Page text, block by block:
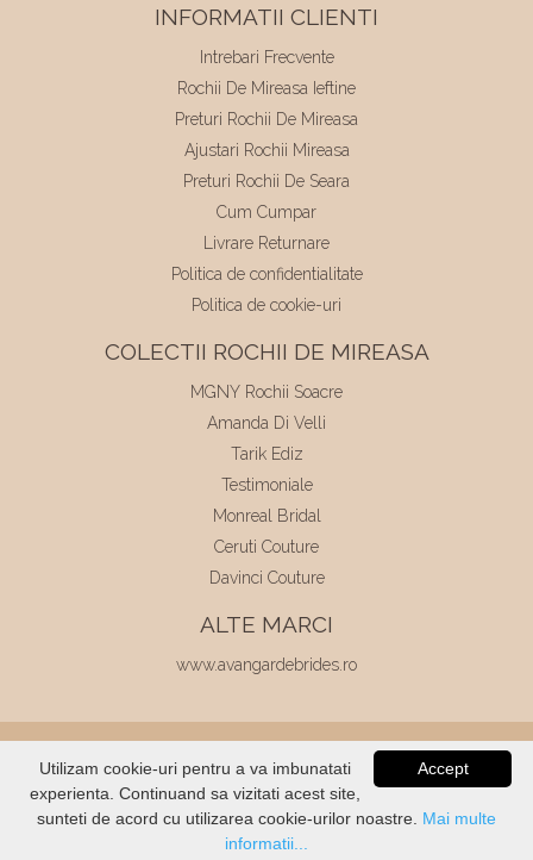
INFORMATII CLIENTI
Intrebari Frecvente
Rochii De Mireasa Ieftine
Preturi Rochii De Mireasa
Ajustari Rochii Mireasa
Preturi Rochii De Seara
Cum Cumpar
Livrare Returnare
Politica de confidentialitate
Politica de cookie-uri
COLECTII ROCHII DE MIREASA
MGNY Rochii Soacre
Amanda Di Velli
Tarik Ediz
Testimoniale
Monreal Bridal
Ceruti Couture
Davinci Couture
ALTE MARCI
www.avangardebrides.ro
© 2026Elite Mariaj | Toate drepturile
rezervate
Dezvoltat de Voitin.com
STOC
Accept
Utilizam cookie-uri pentru a va imbunatati
experienta. Continuand sa vizitati acest site,
sunteti de acord cu utilizarea cookie-urilor noastre. Mai multe
informatii...